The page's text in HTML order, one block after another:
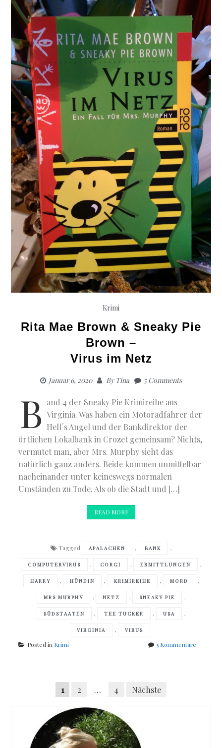
Brown
Ist
die
Katze
aus
dem
Krimi
Rita Mae Brown & Sneaky Pie
Brown –
Virus im Netz
Januar 6, 2020 ByTina 5 Comments
B and 4 der Sneaky Pie Krimireihe aus
Virginia. Was haben ein Motoradfahrer der
Hell´s Angel und der Bankdirektor der
örtlichen Lokalbank in Crozet gemeinsam? Nichts,
vermutet man, aber Mrs. Murphy sieht das
natürlich ganz anders. Beide kommen unmittelbar
nacheinander unter keineswegs normalen
Umständen zu Tode. Als ob die Stadt und […]
READ MORE
Tagged APALACHEN , BANK ,
COMPUTERVIRUS , CORGI , ERMITTLUNGEN ,
HARRY , HÜNDIN , KRIMIREIHE , MORD ,
MRS MURPHY , NETZ , SNEAKY PIE ,
SÜDSTAATEN , TEE TUCKER , USA ,
VIRGINIA , VIRUS
Posted in Krimi 5 Kommentarezu
Posts
navigation
Seitennummerierung
Beiträge
1 2 … 4 Nächste